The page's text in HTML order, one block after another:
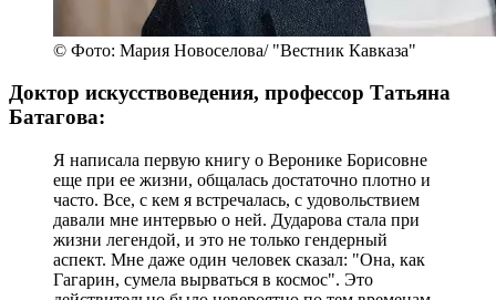
© Фото: Мария Новоселова/ "Вестник Кавказа"
Доктор искусствоведения, профессор Татьяна
Батагова:
Я написала первую книгу о Веронике Борисовне
еще при ее жизни, общалась достаточно плотно и
часто. Все, с кем я встречалась, с удовольствием
давали мне интервью о ней. Дударова стала при
жизни легендой, и это не только гендерный
аспект. Мне даже один человек сказал: "Она, как
Гагарин, сумела вырваться в космос". Это